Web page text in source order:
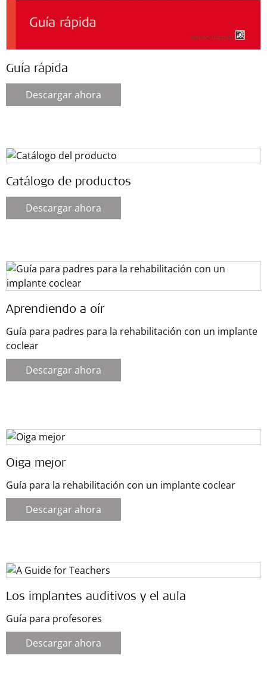
Guía rápida
Descargar ahora
Catálogo de productos
Descargar ahora
Aprendiendo a oír
Guía para padres para la rehabilitación con un implante
coclear
Descargar ahora
Oiga mejor
Guía para la rehabilitación con un implante coclear
Descargar ahora
Los implantes auditivos y el aula
Guía para profesores
Descargar ahora